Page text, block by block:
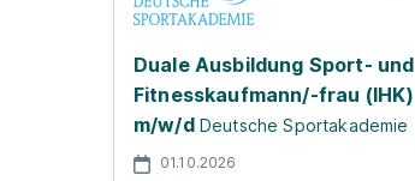
Duale Ausbildung Sport- und
Fitnesskaufmann/-frau (IHK)
m/w/d Deutsche Sportakademie
01.10.2026